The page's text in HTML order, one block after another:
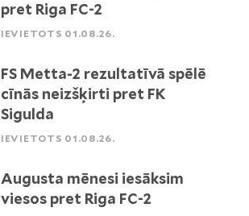
pret Riga FC-2
IEVIETOTS 01.08.26.
FS Metta-2 rezultatīvā spēlē
cīnās neizšķirti pret FK
Sigulda
IEVIETOTS 01.08.26.
Augusta mēnesi iesāksim
viesos pret Riga FC-2